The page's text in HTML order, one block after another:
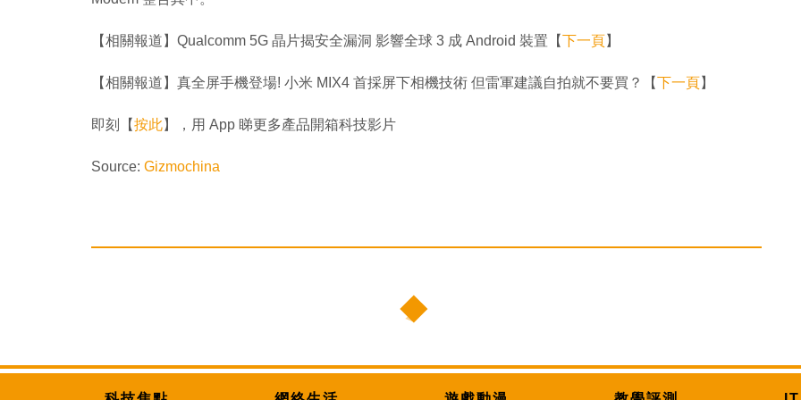
【相關報道】Qualcomm 5G 晶片揭安全漏洞 影響全球 3 成 Android 裝置【下一頁】
【相關報道】真全屏手機登場! 小米 MIX4 首採屏下相機技術 但雷軍建議自拍就不要買？【下一頁】
即刻【按此】，用 App 睇更多產品開箱科技影片
Source: Gizmochina